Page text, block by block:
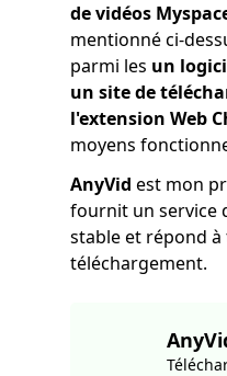
de vidéos
mentionné ci-
parmi les un
un site de
l'extension Web
moyens
AnyVid est mon
fournit un service
stable et répond
téléchargement.